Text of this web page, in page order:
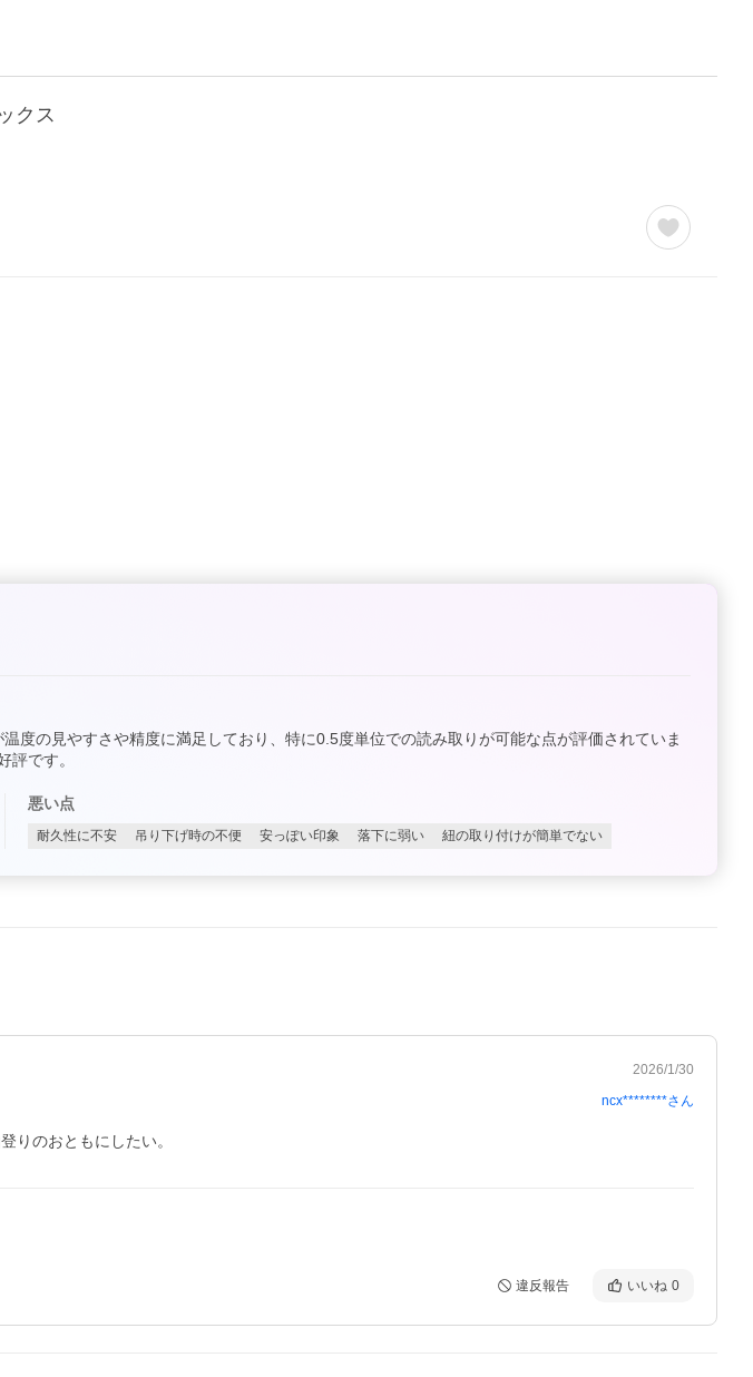
クス
度の見やすさや精度に満足しており、特に0.5度単位での読み取りが可能な点が評価されていま
です。
悪い点
耐久性に不安 吊り下げ時の不便 安っぽい印象 落下に弱い 紐の取り付けが簡単でない
2026/1/30
ncx********さん
りのおともにしたい。
違反報告 いいね 0